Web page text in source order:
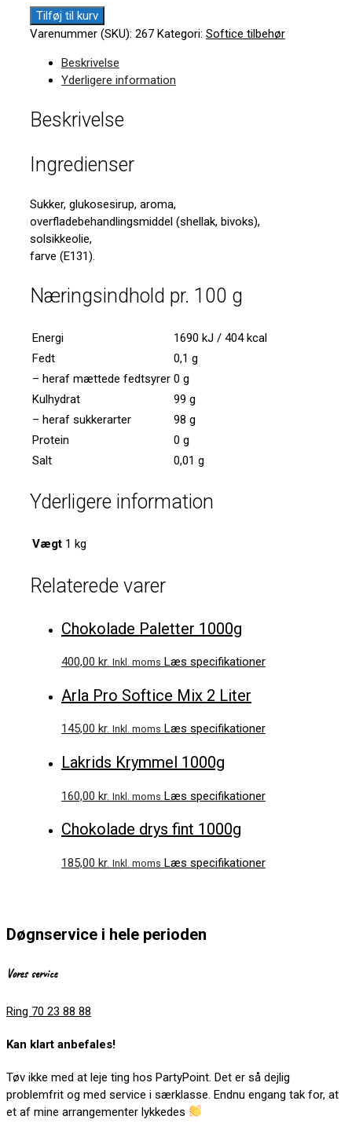
Tilføj til kurv
Varenummer (SKU): 267 Kategori: Softice tilbehør
Beskrivelse
Yderligere information
Beskrivelse
Ingredienser
Sukker, glukosesirup, aroma,
overfladebehandlingsmiddel (shellak, bivoks),
solsikkeolie,
farve (E131).
Næringsindhold pr. 100 g
Energi
1690 kJ / 404 kcal
Fedt
0,1 g
– heraf mættede fedtsyrer 0 g
Kulhydrat
99 g
– heraf sukkerarter
98 g
Protein
0 g
Salt
0,01 g
Yderligere information
Vægt 1 kg
Relaterede varer
Chokolade Paletter 1000g
400,00 kr. Inkl. moms Læs specifikationer
Arla Pro Softice Mix 2 Liter
145,00 kr. Inkl. moms Læs specifikationer
Lakrids Krymmel 1000g
160,00 kr. Inkl. moms Læs specifikationer
Chokolade drys fint 1000g
185,00 kr. Inkl. moms Læs specifikationer
Døgnservice i hele perioden
Vores service
Ring 70 23 88 88
Kan klart anbefales!
Tøv ikke med at leje ting hos PartyPoint. Det er så dejlig
problemfrit og med service i særklasse. Endnu engang tak for, at
et af mine arrangementer lykkedes